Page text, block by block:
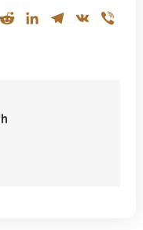
RedditLinkedInTelegram
VK